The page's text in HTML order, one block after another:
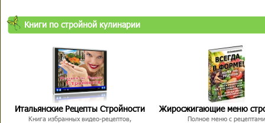
Книги по стройной кулинарии
Итальянские Рецепты Стройности
Книга избранных видео-рецептов,
Жиросжигающие меню
Полное меню с рецептами